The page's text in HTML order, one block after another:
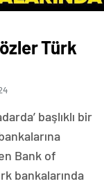
Türk
başlıklı bir
Bank of
bankalarında